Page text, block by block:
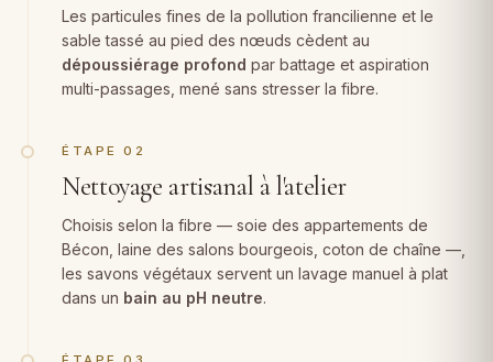
Les particules fines de la pollution francilienne et le
sable tassé au pied des nœuds cèdent au
dépoussiérage profond par battage et aspiration
multi-passages, mené sans stresser la fibre.
ÉTAPE 02
Nettoyage artisanal à l'atelier
Choisis selon la fibre — soie des appartements de
Bécon, laine des salons bourgeois, coton de chaîne —,
les savons végétaux servent un lavage manuel à plat
dans un bain au pH neutre
ÉTAPE 03